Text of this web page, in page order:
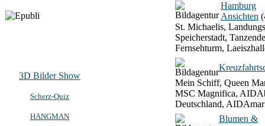
3D Bilder Show
Scherz-Quiz
HANGMAN
Hamburg
Ansichten
St. Michaelis,
Speicherstadt,
Fernsehturm,
Mein Schiff, Queen
MSC Magnifica,
Deutschland, AIDAmar
Blumen &